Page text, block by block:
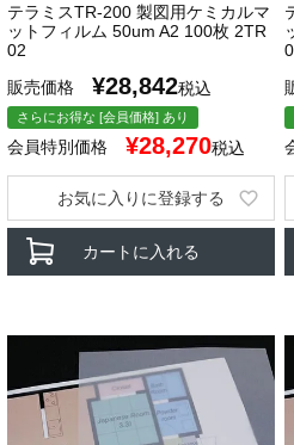
テラミスTR-200 製図用ケミカルマ
ットフィルム 50um A2 100枚 2TR
02
販売価格
¥28,842税込
さらにお得な [会員価格] あり
会員特別価格 ¥28,270税込
カートに入れる
お気に入りに登録する